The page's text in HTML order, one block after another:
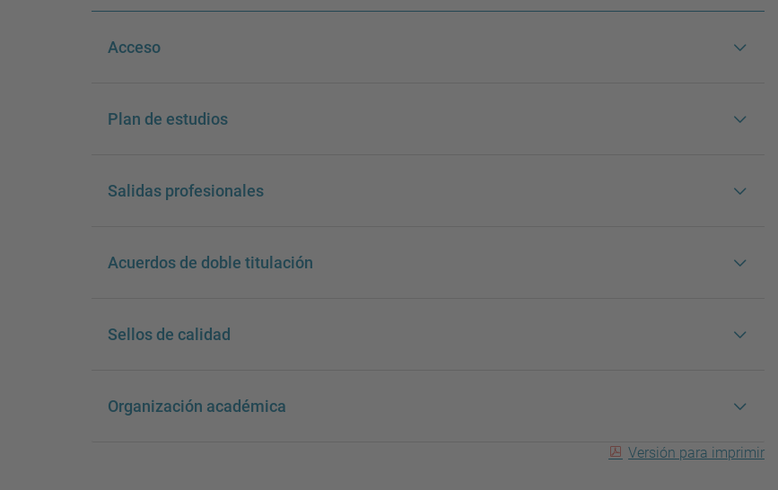
Acceso
Plan de estudios
Salidas profesionales
Acuerdos de doble titulación
Sellos de calidad
Organización académica
Versión para imprimir